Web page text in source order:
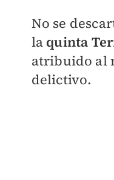
No se
laquinta
atribuido al
delictivo.